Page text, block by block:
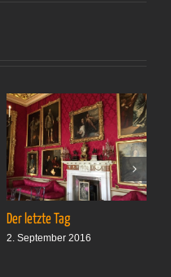
Der letzte Tag
2. September 2016